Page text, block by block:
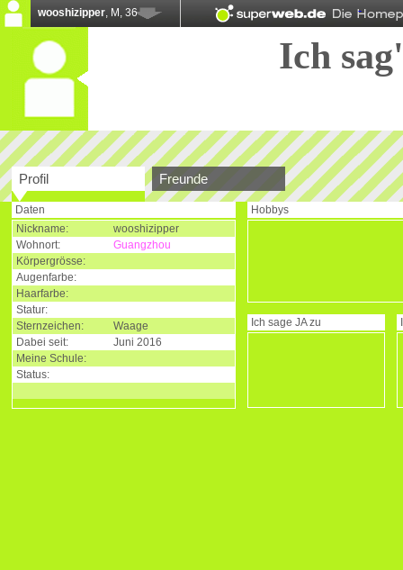
wooshizipper, M, 36
Ich
Profil Freunde
Daten
Nickname:
wooshizipper
Wohnort:
Guangzhou
Körpergrösse:
Augenfarbe:
Haarfarbe:
Statur:
Sternzeichen:
Waage
Dabei seit:
Juni 2016
Meine Schule:
Status:
Hobbys
Ich sage JAzu